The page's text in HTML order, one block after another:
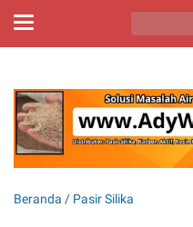
Beranda / Pasir Silika